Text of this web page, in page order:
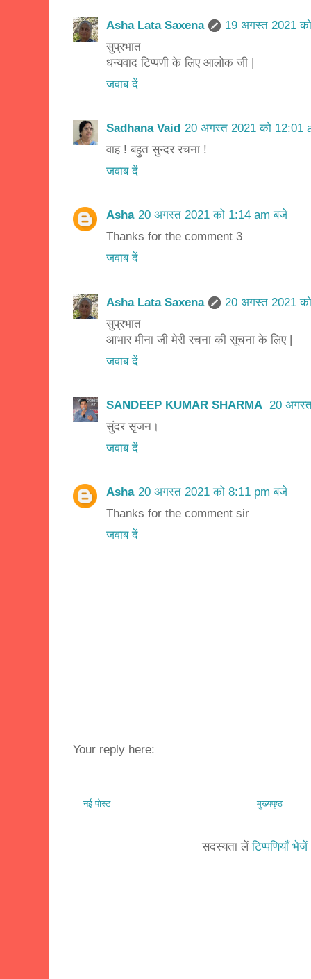
Asha Lata Saxena
19 अगस्त 2021
सुप्रभात
धन्यवाद टिप्पणी के लिए आलोक जी |
जवाब दें
Sadhana Vaid 20 अगस्त 2021 को 12:01
वाह ! बहुत सुन्दर रचना !
जवाब दें
Asha 20 अगस्त 2021 को 1:14 am बजे
Thanks for the comment 3
जवाब दें
Asha Lata Saxena
20 अगस्त 2021
सुप्रभात
आभार मीना जी मेरी रचना की सूचना के लिए |
जवाब दें
SANDEEP KUMAR SHARMA 20
सुंदर सृजन।
जवाब दें
Asha 20 अगस्त 2021 को 8:11 pm बजे
Thanks for the comment sir
जवाब दें
Your reply here:
नई पोस्ट मुख्यपृष्ठ
सदस्यता लेंटिप्पणियाँ